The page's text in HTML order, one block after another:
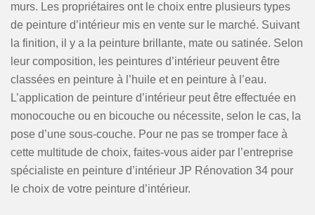
murs. Les propriétaires ont le choix entre plusieurs types
de peinture d’intérieur mis en vente sur le marché. Suivant
la finition, il y a la peinture brillante, mate ou satinée. Selon
leur composition, les peintures d’intérieur peuvent être
classées en peinture à l’huile et en peinture à l’eau.
L’application de peinture d’intérieur peut être effectuée en
monocouche ou en bicouche ou nécessite, selon le cas, la
pose d’une sous-couche. Pour ne pas se tromper face à
cette multitude de choix, faites-vous aider par l’entreprise
spécialiste en peinture d’intérieur JP Rénovation 34 pour
le choix de votre peinture d’intérieur.